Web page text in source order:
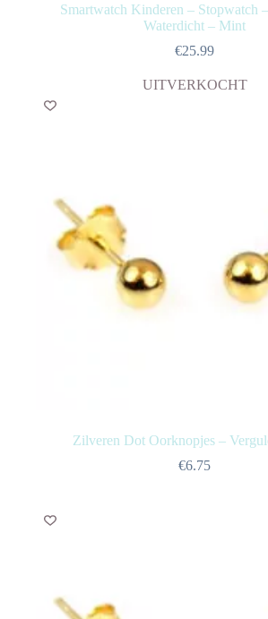
Smartwatch Kinderen – Stopwatch
Waterdicht – Mint
€25.99
UITVERKOCHT
Zilveren Dot Oorknopjes –
€6.75